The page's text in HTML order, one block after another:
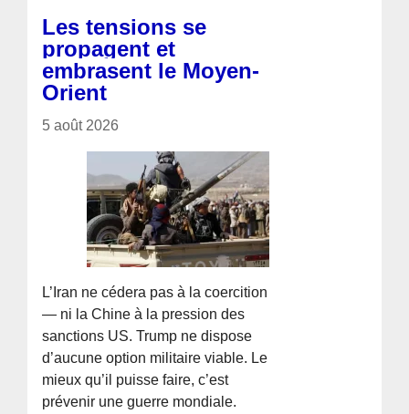
Les tensions se
propagent et
embrasent le Moyen-
Orient
5 août 2026
L’Iran ne cédera pas à la coercition
— ni la Chine à la pression des
sanctions US. Trump ne dispose
d’aucune option militaire viable. Le
mieux qu’il puisse faire, c’est
prévenir une guerre mondiale.